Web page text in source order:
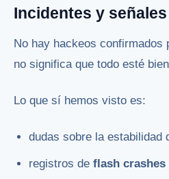
Incidentes y
No hay hackeos confirmados
no significa que todo esté
Lo que sí hemos visto es:
dudas sobre la estabilidad
registros deflash crashes